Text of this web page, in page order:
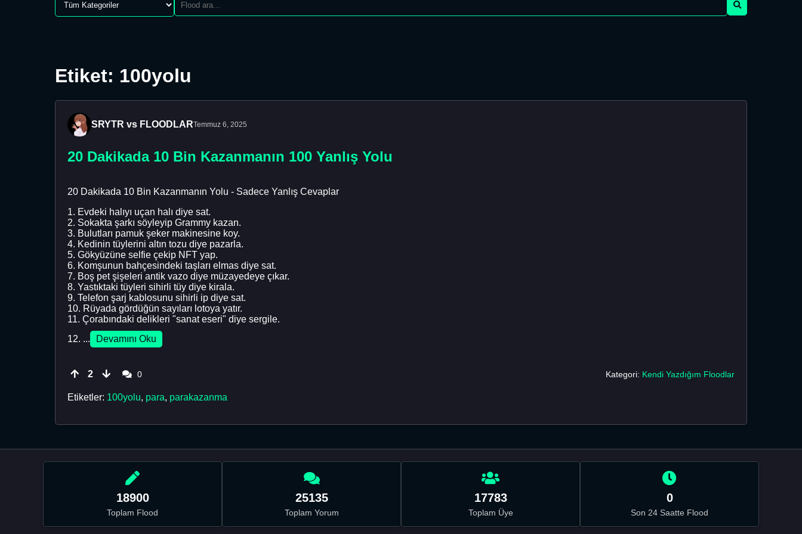
Etiket: 100yolu
SRYTR vs FLOODLARTemmuz 6, 2025
20 Dakikada 10 Bin Kazanmanın 100 Yanlış Yolu
20 Dakikada 10 Bin Kazanmanın Yolu - Sadece Yanlış Cevaplar
1. Evdeki halıyı uçan halı diye sat.
2. Sokakta şarkı söyleyip Grammy kazan.
3. Bulutları pamuk şeker makinesine koy.
4. Kedinin tüylerini altın tozu diye pazarla.
5. Gökyüzüne selfie çekip NFT yap.
6. Komşunun bahçesindeki taşları elmas diye sat.
7. Boş pet şişeleri antik vazo diye müzayedeye çıkar.
8. Yastıktaki tüyleri sihirli tüy diye kirala.
9. Telefon şarj kablosunu sihirli ip diye sat.
10. Rüyada gördüğün sayıları lotoya yatır.
11. Çorabındaki delikleri "sanat eseri" diye sergile.
12. ...
Devamını Oku
2 0 Kategori: Kendi Yazdığım Floodlar
Etiketler: 100yolu, para, parakazanma
18900
Toplam Flood
25135
Toplam Yorum
17783
Toplam Üye
0
Son 24 Saatte Flood